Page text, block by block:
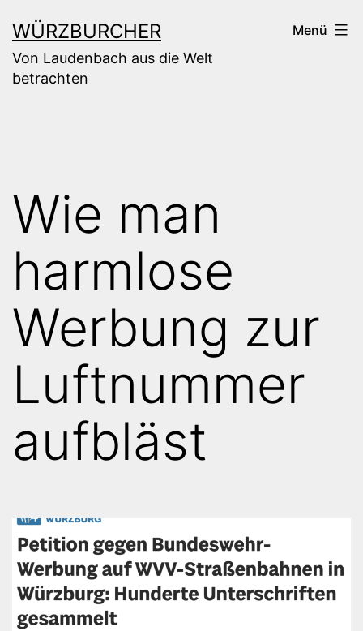
Inhalt
springen
WÜRZBURCHER
Von Laudenbach aus die Welt
betrachten
Menü
Wie man
harmlose
Werbung zur
Luftnummer
aufbläst